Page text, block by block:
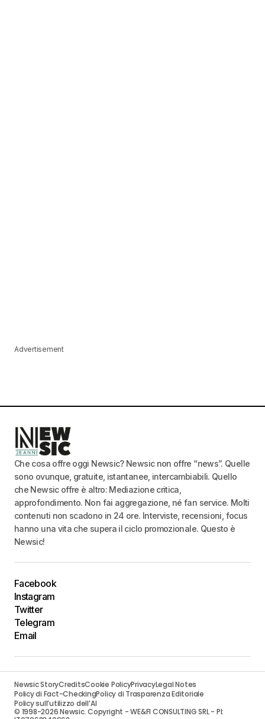
Advertisement
Che cosa offre oggi Newsic? Newsic non offre “news”. Quelle
sono ovunque, gratuite, istantanee, intercambiabili. Quello
che Newsic offre è altro: Mediazione critica,
approfondimento. Non fai aggregazione, né fan service. Molti
contenuti non scadono in 24 ore. Interviste, recensioni, focus
hanno una vita che supera il ciclo promozionale. Questo è
Newsic!
Facebook
Instagram
Twitter
Telegram
Email
Newsic StoryCreditsCookie PolicyPrivacyLegal Notes
Policy di Fact-CheckingPolicy di Trasparenza Editoriale
Policy sull’utilizzo dell’AI
© 1998-2026 Newsic. Copyright - WE&FI CONSULTING SRL - PI: